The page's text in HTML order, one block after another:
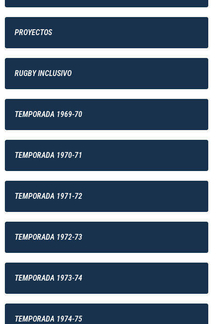
PROYECTOS
RUGBY INCLUSIVO
TEMPORADA 1969-70
TEMPORADA 1970-71
TEMPORADA 1971-72
TEMPORADA 1972-73
TEMPORADA 1973-74
TEMPORADA 1974-75